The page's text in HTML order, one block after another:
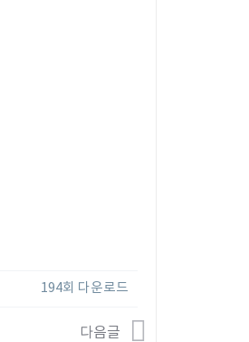
194회 다운로드
다음글